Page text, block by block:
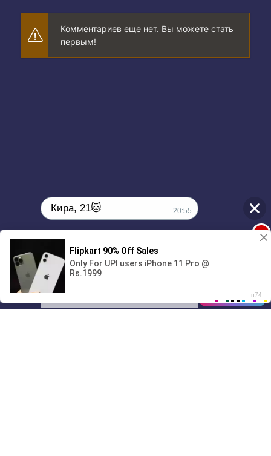
Комментариев еще нет. Вы можете стать
первым!
01/07
00:00
Кира, 21🐱 20:55
Поиграешь со мной? 💖🐾
1